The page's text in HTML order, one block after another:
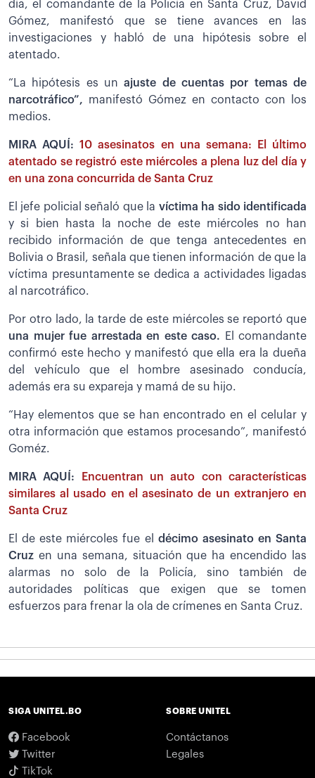
día, el comandante de la Policía en Santa Cruz, David
Gómez, manifestó que se tiene avances en las
investigaciones y habló de una hipótesis sobre el
atentado.
“La hipótesis es unajuste de cuentas por temas de
narcotráfico”, manifestó Gómez en contacto con los
medios.
MIRA AQUÍ:10 asesinatos en una semana: El último
atentado se registró este miércoles a plena luz del día y
en una zona concurrida de Santa Cruz
El jefe policial señaló que la víctima ha sido identificada
y si bien hasta la noche de este miércoles no han
recibido información de que tenga antecedentes en
Bolivia o Brasil, señala que tienen información de que la
víctima presuntamente se dedica a actividades ligadas
al narcotráfico.
Por otro lado, la tarde de este miércoles se reportó que
una mujer fue arrestada en este caso.
El comandante
confirmó este hecho y manifestó que ella era la dueña
del vehículo que el hombre asesinado conducía,
además era su expareja y mamá de su hijo.
“Hay elementos que se han encontrado en el celular y
otra información que estamos procesando”, manifestó
Goméz.
MIRA AQUÍ:
Encuentran un auto con características
similares al usado en el asesinato de un extranjero en
Santa Cruz
El de este miércoles fue el
décimo asesinato en Santa
Cruz en una semana, situación que ha encendido las
alarmas no solo de la Policía, sino también de
autoridades políticas que exigen que se tomen
esfuerzos para frenar la ola de crímenes en Santa Cruz.
SIGA UNITEL.BO
Facebook
Twitter
TikTok
SOBRE UNITEL
Contáctanos
Legales